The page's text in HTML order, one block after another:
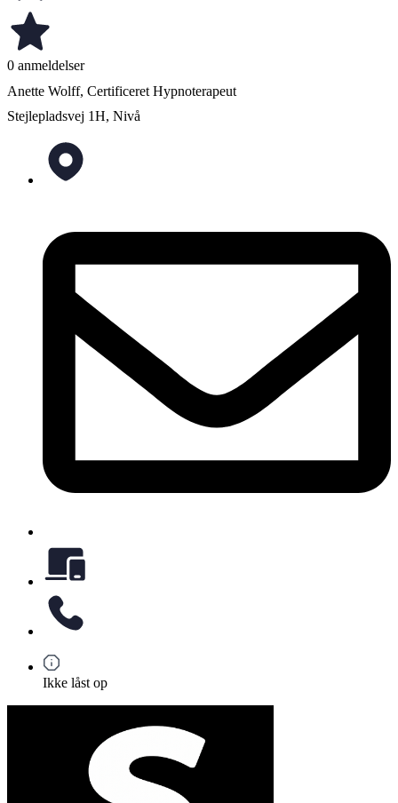
0 anmeldelser
Anette Wolff, Certificeret Hypnoterapeut
Stejlepladsvej 1H, Nivå
Ikke låst op